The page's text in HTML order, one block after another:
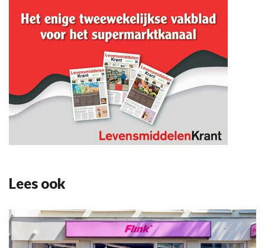
Lees ook